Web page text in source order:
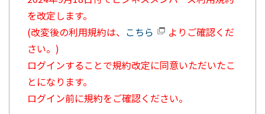
を改定します。
(改変後の利用規約は、 こちら
よりご確認くだ
さい。)
ログインすることで規約改定に同意いただいたこ
とになります。
ログイン前に規約をご確認ください。